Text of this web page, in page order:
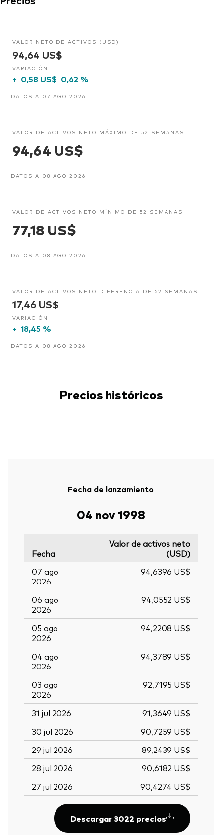
VALOR NETO DE ACTIVOS (USD)
94,64 US$
VARIACIÓN
+ 0,58 US$ 0,62 %
DATOS A 07 AGO 2026
VALOR DE ACTIVOS NETO MÁXIMO DE 52 SEMANAS
94,64 US$
DATOS A 08 AGO 2026
VALOR DE ACTIVOS NETO MÍNIMO DE 52 SEMANAS
77,18 US$
DATOS A 08 AGO 2026
VALOR DE ACTIVOS NETO DIFERENCIA DE 52 SEMANAS
17,46 US$
VARIACIÓN
+ 18,45 %
DATOS A 08 AGO 2026
Precios históricos
-
Fecha de lanzamiento
04 nov 1998
Fecha
Valor de activos neto
(USD)
07 ago
2026
94,6396 US$
06 ago
2026
94,0552 US$
05 ago
2026
94,2208 US$
04 ago
2026
94,3789 US$
03 ago
2026
92,7195 US$
31 jul 2026
91,3649 US$
30 jul 2026
90,7259 US$
29 jul 2026
89,2439 US$
28 jul 2026
90,6182 US$
27 jul 2026
90,4274 US$
Descargar 3022 precios